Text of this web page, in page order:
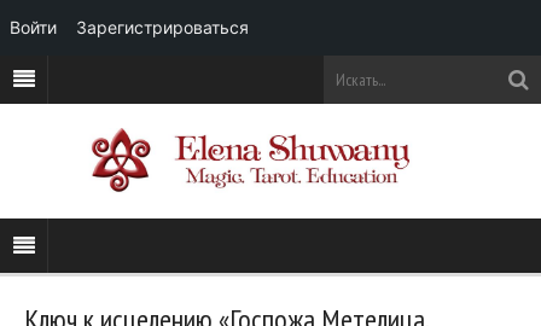
Войти Зарегистрироваться